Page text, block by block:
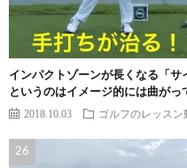
インパクトゾーンが長くなる「
というのはイメージ的には曲がっ
2018.10.03 ゴルフのレッスン